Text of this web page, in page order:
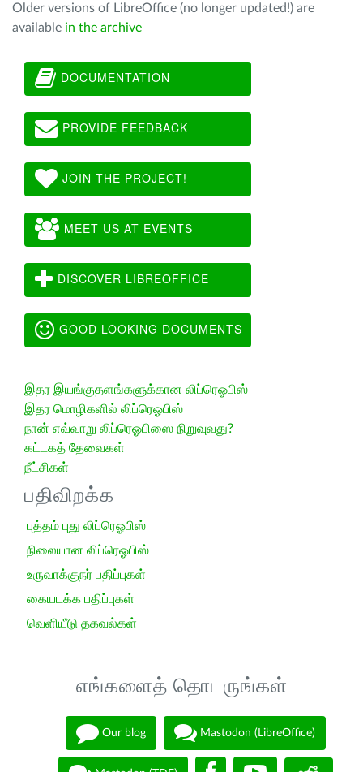
Older versions of LibreOffice (no longer updated!) are
available in the archive
DOCUMENTATION
PROVIDE FEEDBACK
JOIN THE PROJECT!
MEET US AT EVENTS
DISCOVER LIBREOFFICE
GOOD LOOKING DOCUMENTS
இதர இயங்குதளங்களுக்கான லிப்ரெஓபிஸ்
இதர மொழிகளில் லிப்ரெஓபிஸ்
நான் எவ்வாறு லிப்ரெஓபிஸை நிறுவுவது?
கட்டகத் தேவைகள்
நீட்சிகள்
பதிவிறக்க
புத்தம் புது லிப்ரெஓபிஸ்
நிலையான லிப்ரெஓபிஸ்
உருவாக்குநர் பதிப்புகள்
கையடக்க பதிப்புகள்
வெளியீடு தகவல்கள்
எங்களைத் தொடருங்கள்
Our blog Mastodon (LibreOffice)